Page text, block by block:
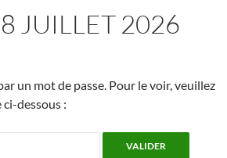
JUILLET 2026
un mot de passe. Pour le voir, veuillez
dessous :